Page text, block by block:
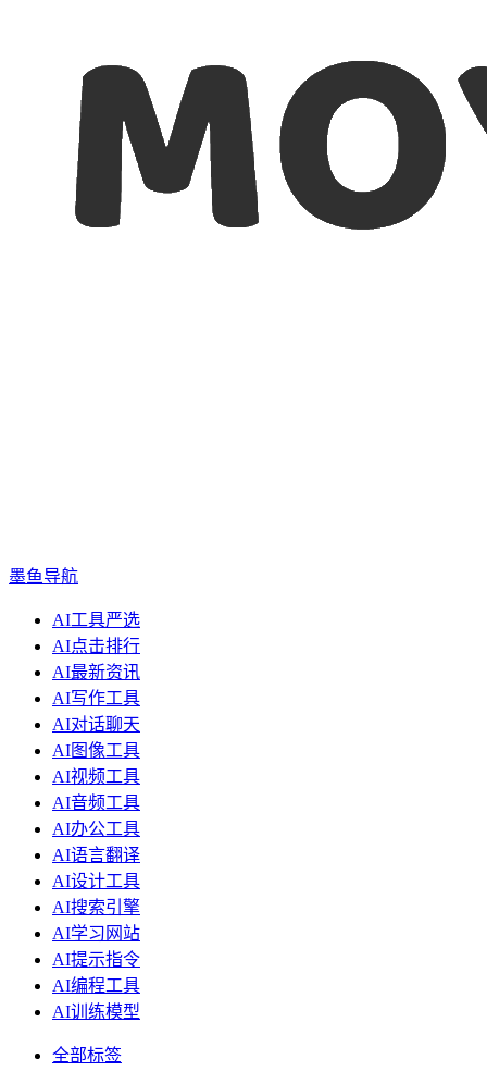
墨鱼导航
AI工具严选
AI点击排行
AI最新资讯
AI写作工具
AI对话聊天
AI图像工具
AI视频工具
AI音频工具
AI办公工具
AI语言翻译
AI设计工具
AI搜索引擎
AI学习网站
AI提示指令
AI编程工具
AI训练模型
全部标签